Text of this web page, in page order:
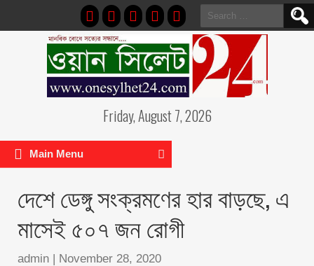
Search
for:
Friday, August 7, 2026
Main Menu
দেশে ডেঙ্গু সংক্রমণের হার বাড়ছে, এ
মাসেই ৫০৭ জন রোগী
admin | November 28, 2020